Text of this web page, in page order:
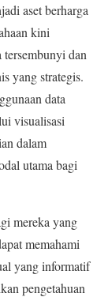
aset berharga
kini
dan
yang strategis.
data
visualisasi
dalam
utama bagi
mereka yang
memahami
yang informatif
pengetahuan